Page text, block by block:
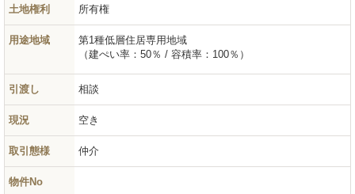
土地権利 所有権
用途地域
第1種低層住居専用地域
（建ぺい率：50％ / 容積率：100％）
引渡し 相談
現況 空き
取引態様 仲介
物件No